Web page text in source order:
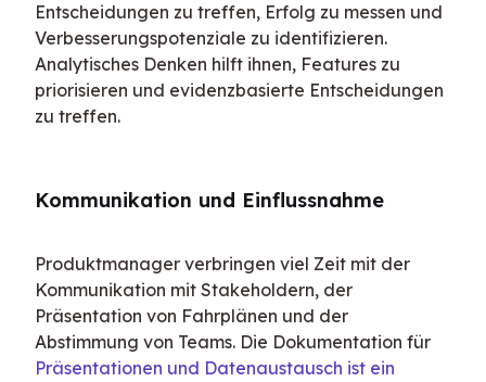
Entscheidungen zu treffen, Erfolg zu messen und
Verbesserungspotenziale zu identifizieren.
Analytisches Denken hilft ihnen, Features zu
priorisieren und evidenzbasierte Entscheidungen
zu treffen.
Kommunikation und Einflussnahme
Produktmanager verbringen viel Zeit mit der
Kommunikation mit Stakeholdern, der
Präsentation von Fahrplänen und der
Präsentationen und Datenaustausch ist ein